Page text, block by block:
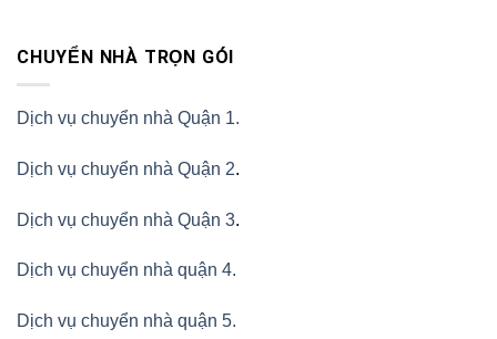
CHUYỂN NHÀ TRỌN GÓI
Dịch vụ chuyển nhà Quận 1.
Dịch vụ chuyển nhà Quận 2.
Dịch vụ chuyển nhà Quận 3.
Dịch vụ chuyển nhà quận 4.
Dịch vụ chuyển nhà quận 5.